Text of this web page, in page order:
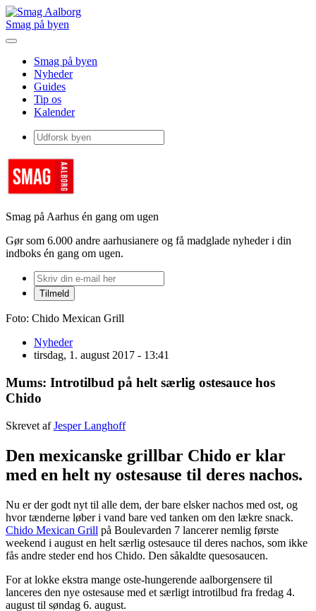
Smag på byen
Smag på byen
Nyheder
Guides
Tip os
Kalender
Smag på Aarhus én gang om ugen
Gør som 6.000 andre aarhusianere og få madglade nyheder i din
indboks én gang om ugen.
Foto: Chido Mexican Grill
Nyheder
tirsdag, 1. august 2017 - 13:41
Mums: Introtilbud på helt særlig ostesauce hos
Chido
Skrevet afJesper Langhoff
Den mexicanske grillbar Chido er klar
med en helt ny ostesause til deres nachos.
Nu er der godt nyt til alle dem, der bare elsker nachos med ost, og
hvor tænderne løber i vand bare ved tanken om den lækre snack.
Chido Mexican Grill på Boulevarden 7 lancerer nemlig første
weekend i august en helt særlig ostesauce til deres nachos, som ikke
fås andre steder end hos Chido. Den såkaldte quesosaucen.
For at lokke ekstra mange oste-hungerende aalborgensere til
lanceres den nye ostesause med et særligt introtilbud fra fredag 4.
august til søndag 6. august.